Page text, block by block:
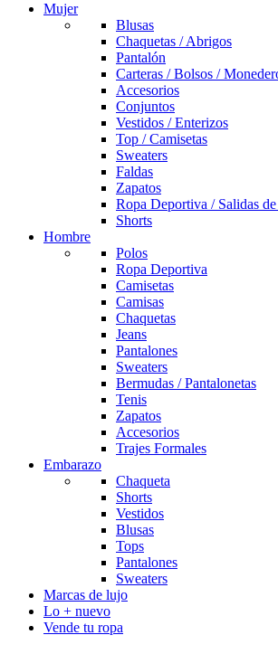
Mujer
Blusas
Chaquetas / Abrigos
Pantalón
Carteras / Bolsos /
Accesorios
Conjuntos
Vestidos / Enterizos
Top / Camisetas
Sweaters
Faldas
Zapatos
Ropa Deportiva / Salidas
Shorts
Hombre
Polos
Ropa Deportiva
Camisetas
Camisas
Chaquetas
Jeans
Pantalones
Sweaters
Bermudas / Pantalonetas
Tenis
Zapatos
Accesorios
Trajes Formales
Embarazo
Chaqueta
Shorts
Vestidos
Blusas
Tops
Pantalones
Sweaters
Marcas de lujo
Lo + nuevo
Vende tu ropa